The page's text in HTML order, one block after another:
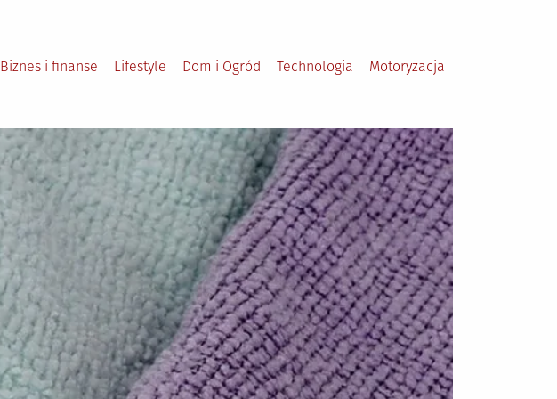
Biznes i finanse Lifestyle Dom i Ogród Technologia Motoryzacja